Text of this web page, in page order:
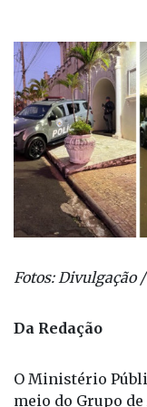
Fotos: Divulgação
Da Redação
O Ministério
meio do Grupo de